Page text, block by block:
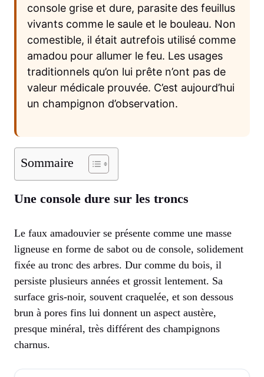
console grise et dure, parasite des feuillus
vivants comme le saule et le bouleau. Non
comestible, il était autrefois utilisé comme
amadou pour allumer le feu. Les usages
traditionnels qu’on lui prête n’ont pas de
valeur médicale prouvée. C’est aujourd’hui
un champignon d’observation.
Sommaire
Une console dure sur les troncs
Le faux amadouvier se présente comme une masse
ligneuse en forme de sabot ou de console, solidement
fixée au tronc des arbres. Dur comme du bois, il
persiste plusieurs années et grossit lentement. Sa
surface gris-noir, souvent craquelée, et son dessous
brun à pores fins lui donnent un aspect austère,
presque minéral, très différent des champignons
charnus.